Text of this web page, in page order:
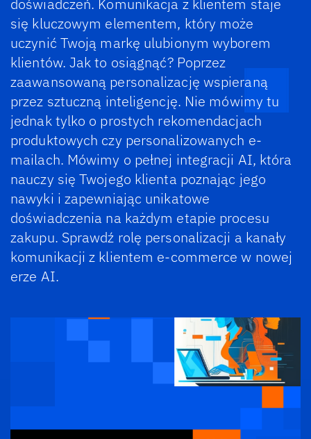
doświadczeń. Komunikacja z klientem staje
się kluczowym elementem, który może
uczynić Twoją markę ulubionym wyborem
klientów. Jak to osiągnąć? Poprzez
zaawansowaną personalizację wspieraną
przez sztuczną inteligencję. Nie mówimy tu
jednak tylko o prostych rekomendacjach
produktowych czy personalizowanych e-
mailach. Mówimy o pełnej integracji AI, która
nauczy się Twojego klienta poznając jego
nawyki i zapewniając unikatowe
doświadczenia na każdym etapie procesu
zakupu. Sprawdź rolę personalizacji a kanały
komunikacji z klientem e-commerce w nowej
erze AI.